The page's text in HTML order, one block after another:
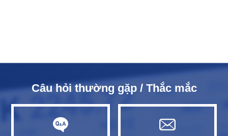
Câu hỏi thường gặp / Thắc mắc